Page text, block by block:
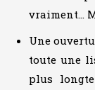
vraiment…
Une
toute une
plus